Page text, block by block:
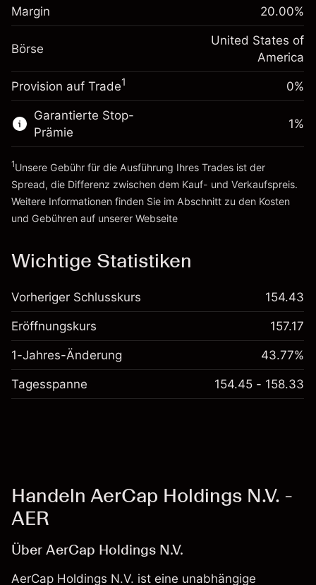
Positionsgröße mit Hebelwirkung
~$5,000.00
Geld aus Hebelwirkung ~
$4,000.00
Zur Plattform
Anpassung der
Übernachtfinanzierung
-0.000626
%
(-$0.03)
Positionsgröße mit Hebelwirkung
~$5,000.00
Geld aus Hebelwirkung ~
Zur Plattform
Margin 20.00%
Börse
United States of
America
Provision auf Trade1 0%
Garantierte Stop-
Prämie
1%
1Unsere Gebühr für die Ausführung Ihres Trades ist der
Spread, die Differenz zwischen dem Kauf- und Verkaufspreis.
Weitere Informationen finden Sie im Abschnitt zu den Kosten
und Gebühren auf unserer Webseite
Wichtige Statistiken
Vorheriger Schlusskurs 154.43
Eröffnungskurs 157.17
1-Jahres-Änderung 43.77%
Tagesspanne 154.45 - 158.33
Handeln AerCap Holdings N.V. -
AER
Über AerCap Holdings N.V.
AerCap Holdings N.V. ist eine unabhängige